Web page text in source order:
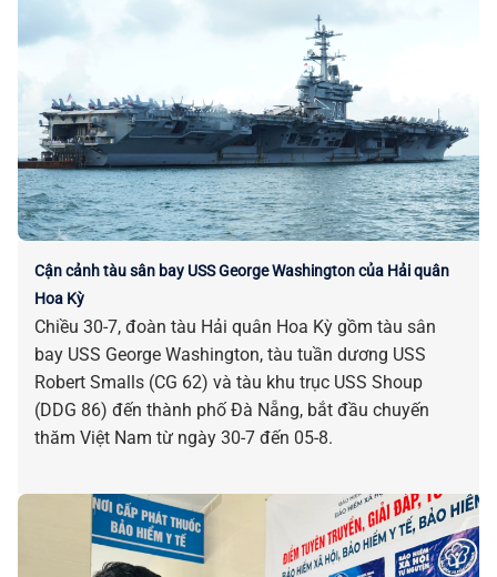
Cận cảnh tàu sân bay USS George Washington của Hải quân
Hoa Kỳ
Chiều 30-7, đoàn tàu Hải quân Hoa Kỳ gồm tàu sân
bay USS George Washington, tàu tuần dương USS
Robert Smalls (CG 62) và tàu khu trục USS Shoup
(DDG 86) đến thành phố Đà Nẵng, bắt đầu chuyến
thăm Việt Nam từ ngày 30-7 đến 05-8.